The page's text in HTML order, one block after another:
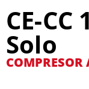
CE-
Solo